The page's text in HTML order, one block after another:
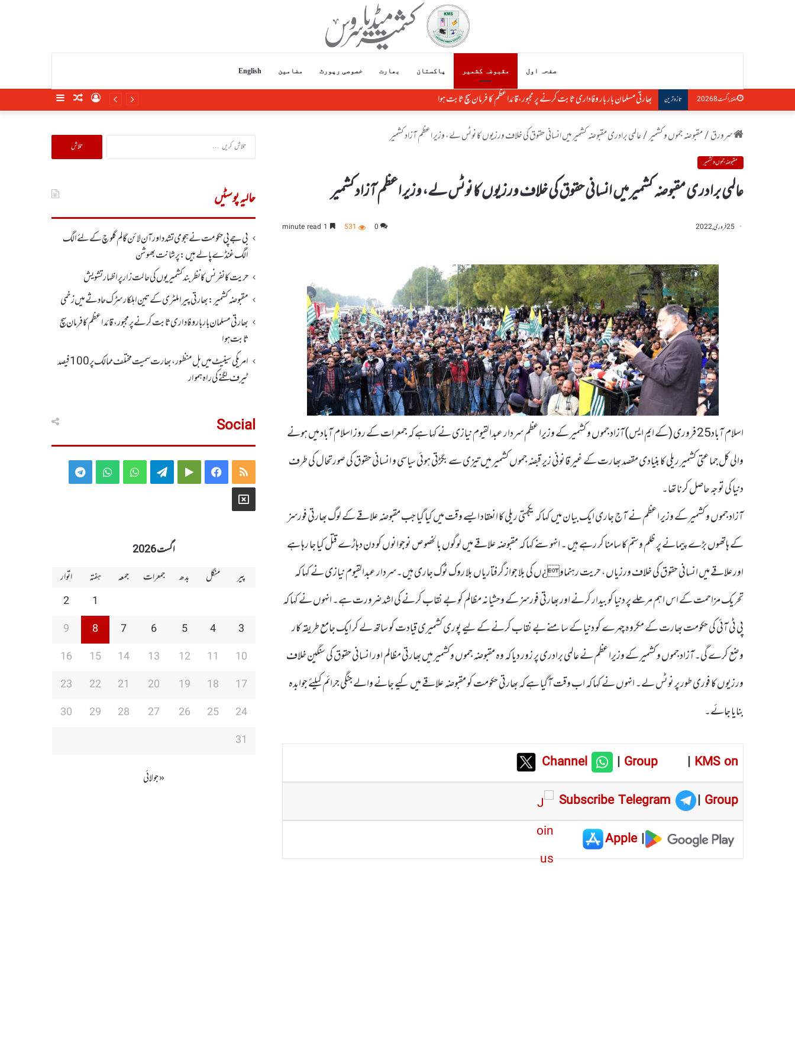
صفحہ اول مقبوضہ کشمیر پاکستان بھارت خصوصی رپورٹ مضامین English
ہفتہ, اگست 8 2026 تازہ ترین بھارتی مسلمان بار بار وفاداری ثابت کرنے پر مجبور،قائداعظم کا فرمان سچ ثابت ہوا SidebarRandomLog
سرورق/مقبوضہ جموں و کشمیر/عالمی برادری مقبوضہ کشمیر میں انسانی حقوق کی خلاف ورزیوں کا نوٹس لے، وزیر اعظم آزاد کشمیر
مقبوضہ جموں و کشمیر
عالمی برادری مقبوضہ کشمیر میں انسانی حقوق کی خلاف ورزیوں کا نوٹس لے، وزیر اعظم آزاد کشمیر
25 فروری, 2022 0
531
اسلام آباد25 فروری (کے ایم ایس)آزاد جموں و کشمیر کے وزیراعظم سردار عبدالقیوم نیازی نے کہا ہے کہ جمعرات کے روز اسلام آباد میں ہونے
والی کل جماعتی کشمیر ریلی کا بنیادی مقصد بھارت کے غیر قانونی زیر قبضہ جموں کشمیر میں تیزی سے بگڑتی ہوئی سیاسی و انسانی حقوق کی صورتحال کی طرف
دنیا کی توجہ حاصل کرنا تھا۔
آزاد جموں و کشمیر کے وزیر اعظم نے آج جاری ایک بیان میں کہا کہ یکجہتی ریلی کا انعقاد ایسے وقت میں کیا گیا جب مقبوضہ علاقے کے لوگ بھارتی فورسز
کے ہاتھوں بڑے پیمانے پر ظلم وستم کا سامنا کر رہے ہیں ۔ انہوںنے کہا کہ مقبوضہ علاقے میں لوگوں بالخصوص نوجوانوں کو دن دہاڑے قتل کیا جا رہا ہے
اور علاقے میں انسانی حقوق کی خلاف ورزیاں، حریت رہنماو¿ں کی بلا جواز گرفتاریاں بلا روک ٹوک جاری ہیں۔سردار عبدالقیوم نیازی نے کہا کہ
تحریک مزاحمت کے اس اہم مرحلے پر دنیا کو بیدار کرنے اور بھارتی فورسز کے وحشیانہ مظالم کو بے نقاب کرنے کی اشد ضرورت ہے۔ انہوں نے کہا کہ
پی ٹی آئی کی حکومت بھارت کے مکروہ چہرے کو دنیا کے سامنے بے نقاب کرنے کے لیے پوری کشمیری قیادت کو ساتھ لے کر ایک جامع طریقہ کار
وضع کرے گی۔آزاد جموں و کشمیر کے وزیراعظم نے عالمی برادری پر زور دیا کہ وہ مقبوضہ جموں وکشمیر میں بھارتی مظالم اور انسانی حقوق کی سنگین خلاف
ورزیوں کا فوری طور پر نوٹس لے۔ انہوں نے کہا کہ اب وقت آگیا ہے کہ بھارتی حکومت کو مقبوضہ علاقے میں کیے جانے والے جنگی جرائم کیلئے جوابدہ
بنایا جائے۔
Channel |Group | KMS on
Subscribe Telegram
| Group
|
Apple
تلاش
کریں
حالیہ پوسٹیں
بی جے پی حکومت نے ہجومی تشدد اورآن لائن گالم گلوچ کے لئے الگ
الگ غنڈے پالے ہیں: پرشانت بھوشن
حریت کانفرنس کا نظر بند کشمیریوں کی حالت زار پر اظہار تشویش
مقبوضہ کشمیر: بھارتی پیرا ملٹری کے تین اہلکار سڑک حادثے میں زخمی
بھارتی مسلمان بار بار وفاداری ثابت کرنے پر مجبور،قائداعظم کا فرمان سچ
ثابت ہوا
امریکی سینیٹ میں بل منظور، بھارت سمیت مختلف ممالک پر100 فیصد
ٹیرف لگنے کی راہ ہموار
Social
RSS
Facebook
Google
Telegram
WhatsApp
WhatsApp
Telegram
X
اگست 2026
پیر
منگل بدھ جمعرات جمعہ ہفتہ
اتوار
1
2
3
4
5
6
7
8
9
10
11
12
13
14
15
16
17
18
19
20
21
22
23
24
25
26
27
28
29
30
31
« جولائی